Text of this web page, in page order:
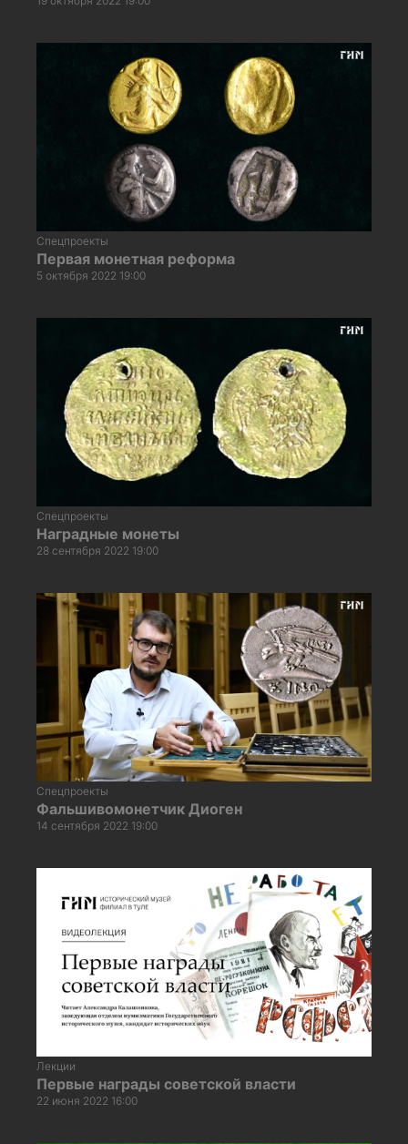
Спецпроекты
Первая монетная реформа
5 октября 2022 19:00
Спецпроекты
Наградные монеты
28 сентября 2022 19:00
Спецпроекты
Фальшивомонетчик Диоген
14 сентября 2022 19:00
Лекции
Первые награды советской власти
22 июня 2022 16:00